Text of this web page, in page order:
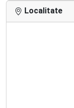
Localitate